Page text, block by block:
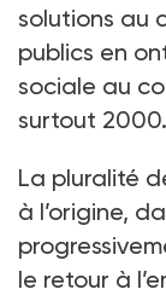
solutions au
publics en
sociale au
surtout 2000.
La pluralité
à l’origine,
le retour à